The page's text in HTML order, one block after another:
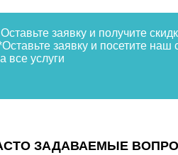
заявку и получите
заявку и посетите
все услуги
ЗАДАВАЕМЫЕ